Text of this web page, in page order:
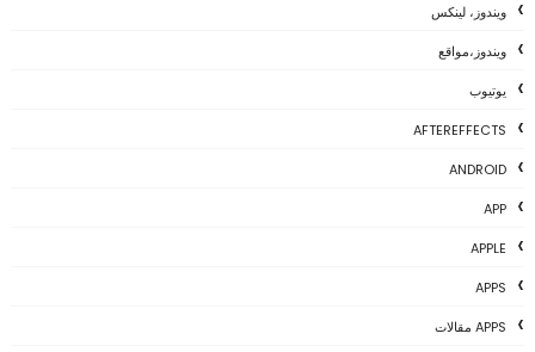
ويندوز، لينكس
ويندوز،مواقع
يوتيوب
AFTEREFFECTS
ANDROID
APP
APPLE
APPS
APPS مقالات